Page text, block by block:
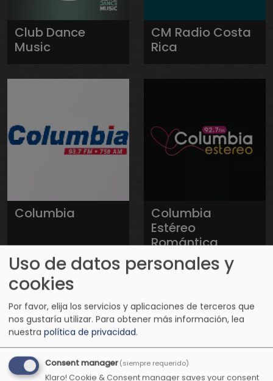
Club Dance
Music
CM Radio Costa
Rica
Columbia
Columbia
Estéreo
Romántica
Uso de datos personales y
cookies
Por favor, elija los servicios y aplicaciones de terceros que
nos gustaría utilizar. Para obtener más información, lea
nuestra política de privacidad.
Consent manager(siempre requerido)
Klaro! Cookie & Consent manager saves your consent